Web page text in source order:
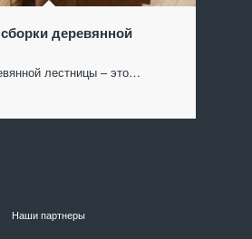
деревянной
лестницы – это…
Наши партнеры